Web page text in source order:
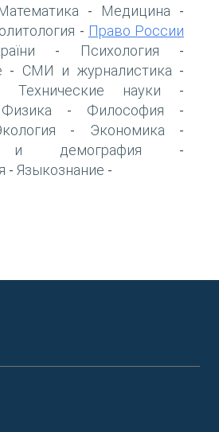
- Медицина -
- Право России
- Психология -
- СМИ и журналистика -
Технические науки -
Физика - Философия -
- Экономика -
и демография -
- Языкознание -